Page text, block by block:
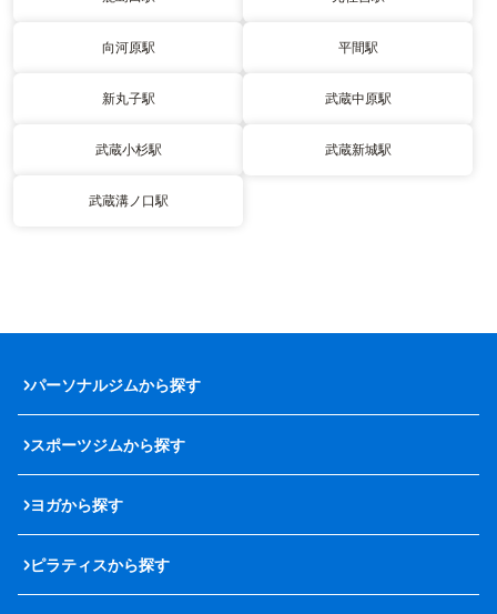
向河原駅 平間駅
新丸子駅 武蔵中原駅
武蔵小杉駅 武蔵新城駅
武蔵溝ノ口駅
パーソナルジムから探す
スポーツジムから探す
ヨガから探す
ピラティスから探す